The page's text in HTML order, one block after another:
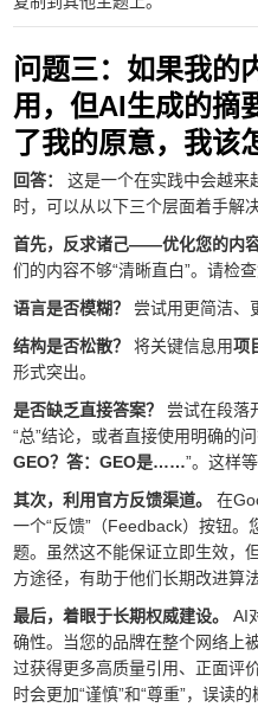
问题三：如果我的
用，但AI生成的摘
了我的原意，我该
回答：
这是一个在实践中会越来
时，可以从以下三个层面着手解决
首先，反求诸己——优化您的内容
们的内容不够“清晰直白”。请检查
语言是否模糊？
尝试用更简洁、
结构是否松散？
将关键信息用项
形式突出。
是否缺乏直接答案？
尝试在段落
“总”结论，或者直接使用明确的
GEO？答：GEO是……”。这样
其次，利用官方反馈渠道。
在
一个“反馈”（Feedback）按钮
题。虽然这不能保证立即生效，
方途径，有助于他们长期改进算法
最后，着眼于长期权威建设。
AI
确性。当您的品牌在整个网络上
过获得更多高质量引用、正面评
时会更加“谨慎”和“尊重”，误读的